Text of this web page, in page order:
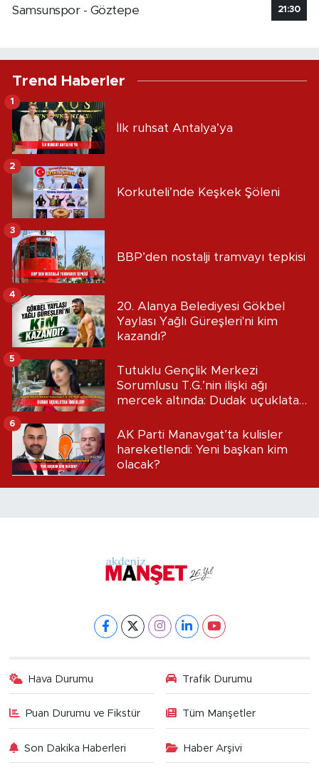
Samsunspor - Göztepe
21:30
Trend Haberler
İlk ruhsat Antalya’ya
1
Korkuteli’nde Keşkek Şöleni
2
BBP’den nostalji tramvayı tepkisi
3
20. Alanya Belediyesi Gökbel
Yaylası Yağlı Güreşleri'ni kim
kazandı?
4
Tutuklu Gençlik Merkezi
Sorumlusu T.G.’nin ilişki ağı
mercek altında: Dudak uçuklatan
5
AK Parti Manavgat’ta kulisler
hareketlendi: Yeni başkan kim
olacak?
6
Hava Durumu Trafik Durumu
Puan Durumu ve Fikstür Tüm Manşetler
Son Dakika Haberleri Haber Arşivi